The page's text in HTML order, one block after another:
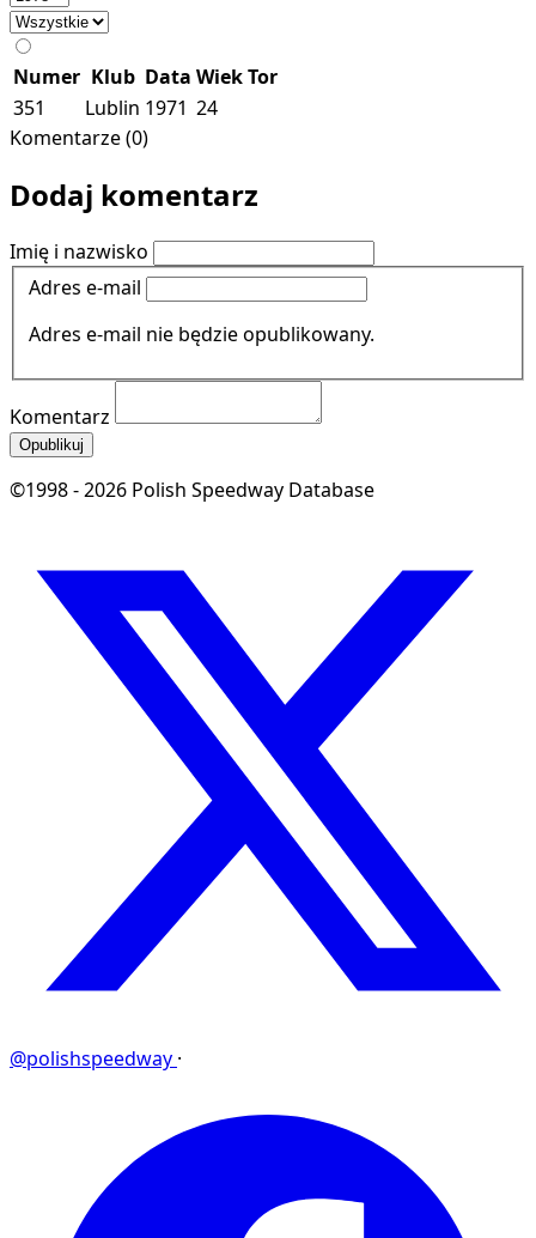
Numer Klub Data WiekTor
351
Lublin 1971 24
Komentarze (0)
Dodaj komentarz
Imię i nazwisko
Adres e-mail
Adres e-mail nie będzie opublikowany.
Komentarz
Opublikuj
©1998 - 2026 Polish Speedway Database
@polishspeedway ·